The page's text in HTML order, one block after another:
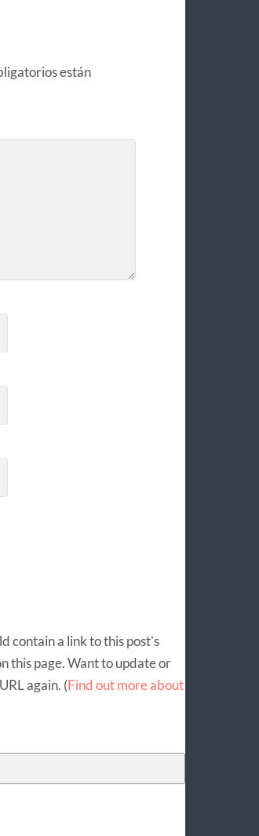
están
contain a link to this post's
this page. Want to update or
again. (Find out more about